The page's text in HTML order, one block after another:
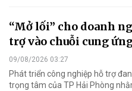
“Mở lối” cho doanh
trợ vào chuỗi cung
09/08/2026 03:27
Phát triển công nghiệp hỗ trợ
trọng tâm của TP Hải Phòng